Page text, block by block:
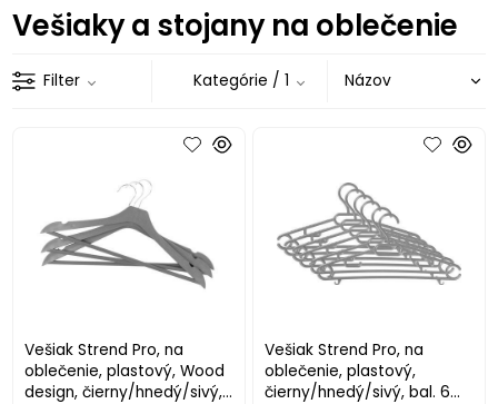
Vešiaky a stojany na oblečenie
Filter Kategórie / 1
Vešiak Strend Pro, na
oblečenie, plastový, Wood
design, čierny/hnedý/sivý,
Vešiak Strend Pro, na
oblečenie, plastový,
čierny/hnedý/sivý, bal. 6